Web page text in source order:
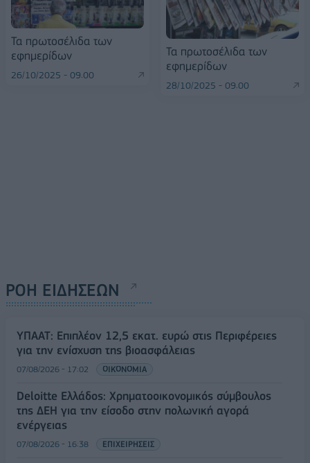
Τα πρωτοσέλιδα των
εφημερίδων
26/10/2025 - 09:00
Τα πρωτοσέλιδα των
εφημερίδων
28/10/2025 - 09:00
ΡΟΗ ΕΙΔΗΣΕΩΝ
ΥΠΑΑΤ: Επιπλέον 12,5 εκατ. ευρώ στις Περιφέρειες
για την ενίσχυση της βιοασφάλειας
07/08/2026 - 17:02 ΟΙΚΟΝΟΜΙΑ
Deloitte Ελλάδος: Χρηματοοικονομικός σύμβουλος
της ΔΕΗ για την είσοδο στην πολωνική αγορά
ενέργειας
07/08/2026 - 16:38 ΕΠΙΧΕΙΡΗΣΕΙΣ